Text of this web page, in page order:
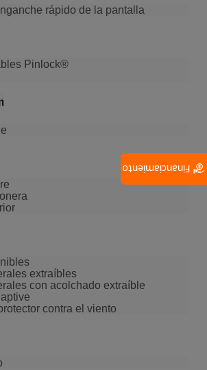
rápido de la pantalla
Pinlock®
extraíbles
con acolchado extraíble
contra el viento
Financiamiento